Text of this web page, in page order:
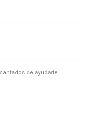
de ayudarle.